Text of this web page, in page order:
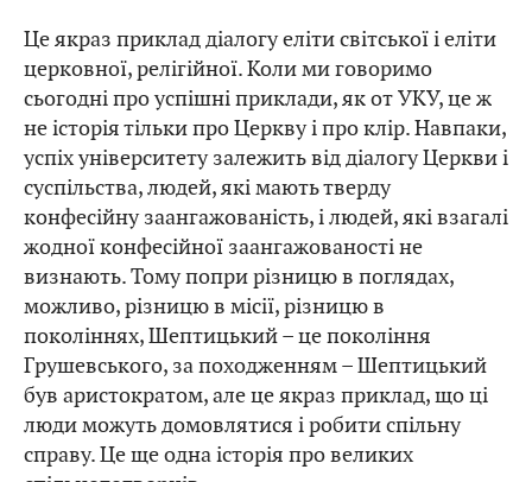
Це якраз приклад діалогу еліти світської і еліти
церковної, релігійної. Коли ми говоримо
сьогодні про успішні приклади, як от УКУ, це ж
не історія тільки про Церкву і про клір. Навпаки,
успіх університету залежить від діалогу Церкви і
суспільства, людей, які мають тверду
конфесійну заангажованість, і людей, які взагалі
жодної конфесійної заангажованості не
визнають. Тому попри різницю в поглядах,
можливо, різницю в місії, різницю в
поколіннях, Шептицький – це покоління
Грушевського, за походженням – Шептицький
був аристократом, але це якраз приклад, що ці
люди можуть домовлятися і робити спільну
справу. Це ще одна історія про великих